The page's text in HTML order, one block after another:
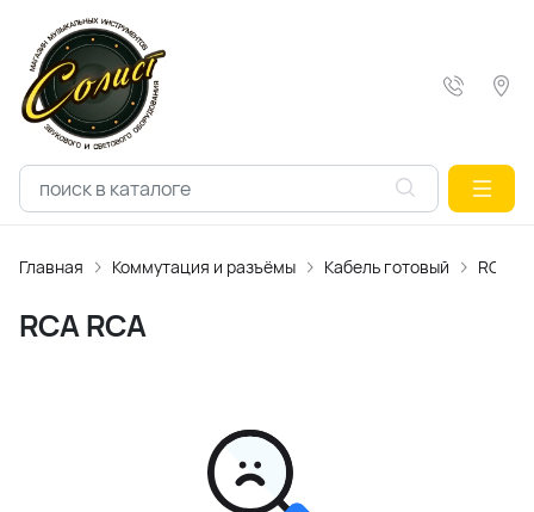
Главная Коммутация и разъёмы Кабель готовый RCA
RCA RCA